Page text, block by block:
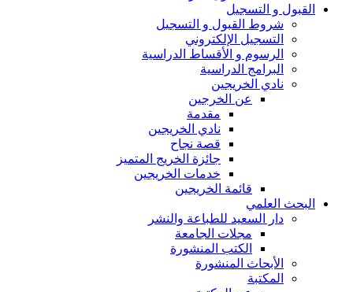
القبول و التسجيل
شروط القبول و التسجيل
التسجيل الإلكتروني
الرسوم و الأقساط الدراسية
البرامج الدراسية
نادي الخريجين
عن الخرجين
مقدمة
نادي الخريجين
قصة نجاح
جائزة الخريج المتميز
خدمات الخريجين
قائمة الخريجين
البحث العلمي
دار السعيد للطباعة والنشر
مجلات الجامعة
الكتب المنشورة
الأبحاث المنشورة
المكتبة